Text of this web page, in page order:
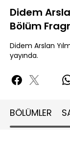
Didem
Bölüm
Didem Arslan
yayında.
BÖLÜMLER